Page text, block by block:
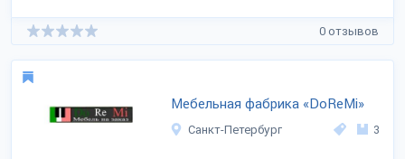
0 отзывов
Мебельная фабрика «DoReMi»
Санкт-Петербург 3